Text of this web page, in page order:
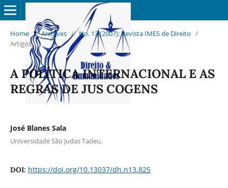
Home / Archives / No. 13 (2007): Revista IMES de Direito /
Artigos
A POLÍTICA INTERNACIONAL E AS
REGRAS DE JUS COGENS
José Blanes Sala
Universidade São Judas Tadeu.
DOI: https://doi.org/10.13037/dh.n13.825